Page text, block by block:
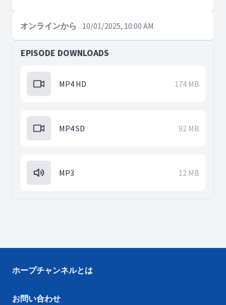
オンラインから 10/01/2025, 10:00 AM
EPISODE DOWNLOADS
MP4 HD 174 MB
MP4 SD 92 MB
MP3 12 MB
ホープチャンネルとは
お問い合わせ